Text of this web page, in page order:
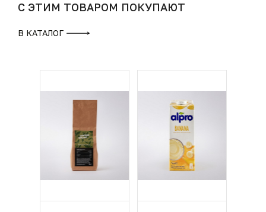
С ЭТИМ ТОВАРОМ ПОКУПАЮТ
В КАТАЛОГ